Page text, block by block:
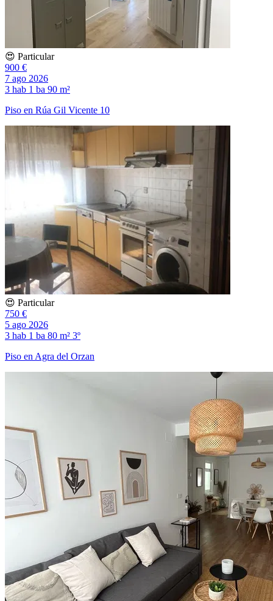
😍 Particular
900 €
7 ago 2026
3 hab 1 ba 90 m²
Piso en Rúa Gil Vicente 10
😍 Particular
750 €
5 ago 2026
3 hab 1 ba 80 m² 3º
Piso en Agra del Orzan